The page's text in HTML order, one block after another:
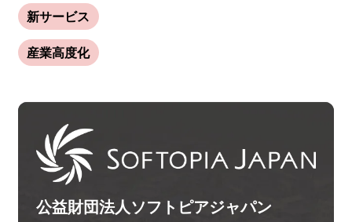
新サービス
産業高度化
公益財団法人ソフトピアジャパン